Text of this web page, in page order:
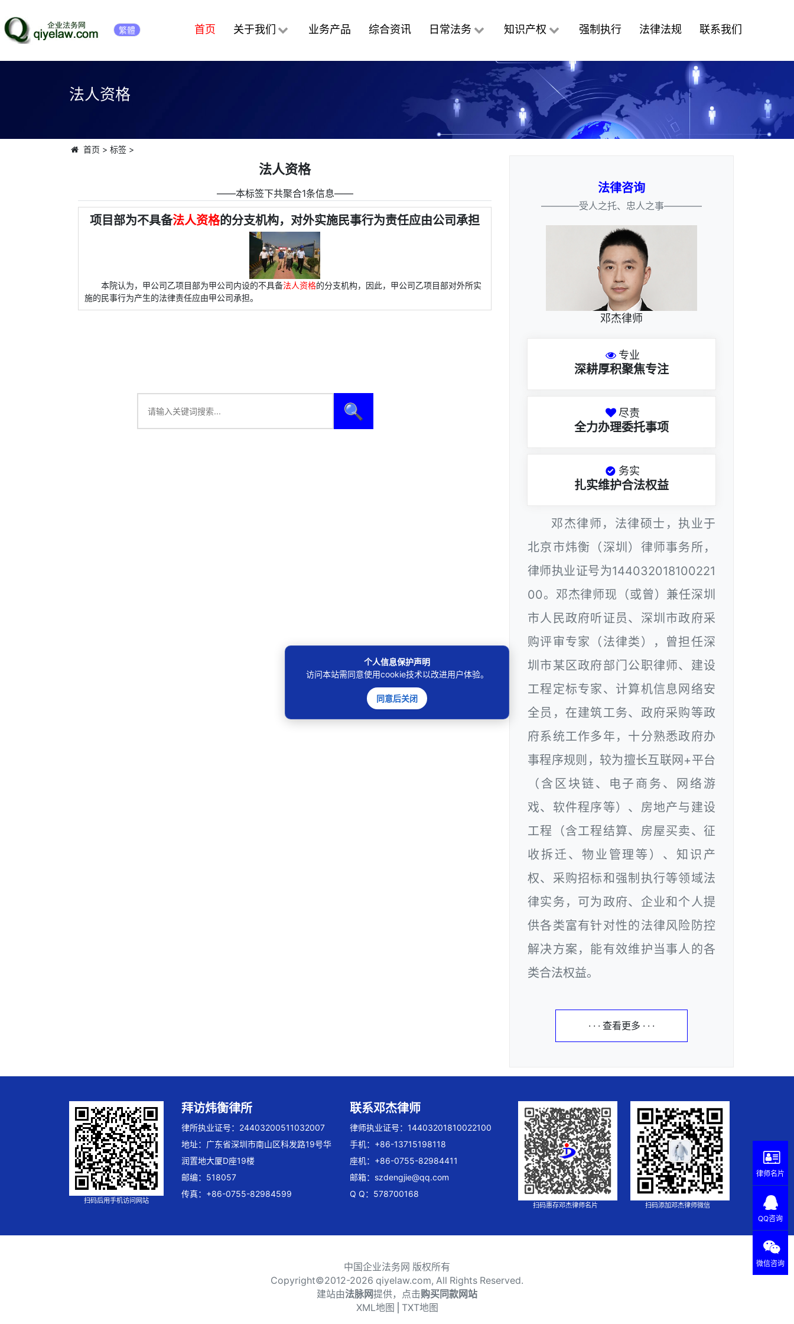
繁體 首页 关于我们 业务产品 综合资讯 日常法务 知识产权 强制执行 法律法规 联系我们
法人资格
首页 > 标签>
法人资格
――本标签下共聚合1条信息――
项目部为不具备法人资格的分支机构，对外实施民事行为责任应由公司承担
本院认为，甲公司乙项目部为甲公司内设的不具备法人资格的分支机构，因此，甲公司乙项目部对外所实
施的民事行为产生的法律责任应由甲公司承担。
🔍
法律咨询
————受人之托、忠人之事————
邓杰律师
专业
深耕厚积聚焦专注
尽责
全力办理委托事项
务实
扎实维护合法权益
邓杰律师，法律硕士，执业于
北京市炜衡（深圳）律师事务所，
律师执业证号为144032018100221
00。邓杰律师现（或曾）兼任深圳
市人民政府听证员、深圳市政府采
购评审专家（法律类），曾担任深
圳市某区政府部门公职律师、建设
工程定标专家、计算机信息网络安
全员，在建筑工务、政府采购等政
府系统工作多年，十分熟悉政府办
事程序规则，较为擅长互联网+平台
（含区块链、电子商务、网络游
戏、软件程序等）、房地产与建设
工程（含工程结算、房屋买卖、征
收拆迁、物业管理等）、知识产
权、采购招标和强制执行等领域法
律实务，可为政府、企业和个人提
供各类富有针对性的法律风险防控
解决方案，能有效维护当事人的各
类合法权益。
· · · 查看更多 · · ·
扫码后用手机访问网站
拜访炜衡律所
律所执业证号：24403200511032007
地址：广东省深圳市南山区科发路19号华
润置地大厦D座19楼
邮编：518057
传真：+86-0755-82984599
联系邓杰律师
律师执业证号：14403201810022100
手机：+86-13715198118
座机：+86-0755-82984411
邮箱： szdengjie@qq.com
Q Q：578700168
扫码惠存邓杰律师名片 扫码添加邓杰律师微信
中国企业法务网 版权所有
Copyright©2012-2026 qiyelaw.com, All Rights Reserved.
建站由法脉网提供，点击购买同款网站
个人信息保护声明
访问本站需同意使用cookie技术以改进用户体验。
同意后关闭
XML地图 TXT地图
律师名片
QQ咨询
微信咨询